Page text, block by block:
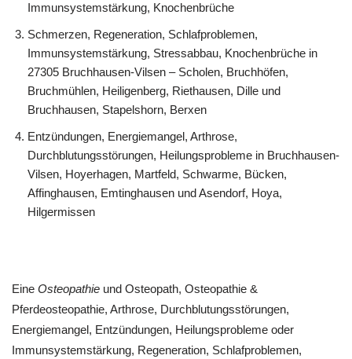
Immunsystemstärkung, Knochenbrüche
Schmerzen, Regeneration, Schlafproblemen,
Immunsystemstärkung, Stressabbau, Knochenbrüche in
27305 Bruchhausen-Vilsen – Scholen, Bruchhöfen,
Bruchmühlen, Heiligenberg, Riethausen, Dille und
Bruchhausen, Stapelshorn, Berxen
Entzündungen, Energiemangel, Arthrose,
Durchblutungsstörungen, Heilungsprobleme in Bruchhausen-
Vilsen, Hoyerhagen, Martfeld, Schwarme, Bücken,
Affinghausen, Emtinghausen und Asendorf, Hoya,
Hilgermissen
Eine Osteopathie und Osteopath, Osteopathie &
Pferdeosteopathie, Arthrose, Durchblutungsstörungen,
Energiemangel, Entzündungen, Heilungsprobleme oder
Immunsystemstärkung, Regeneration, Schlafproblemen,